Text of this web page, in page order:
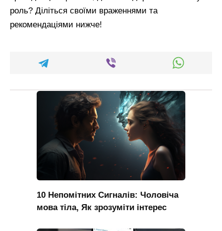
роль? Діліться своїми враженнями та
рекомендаціями нижче!
10 Непомітних Сигналів: Чоловіча
мова тіла, Як зрозуміти інтерес